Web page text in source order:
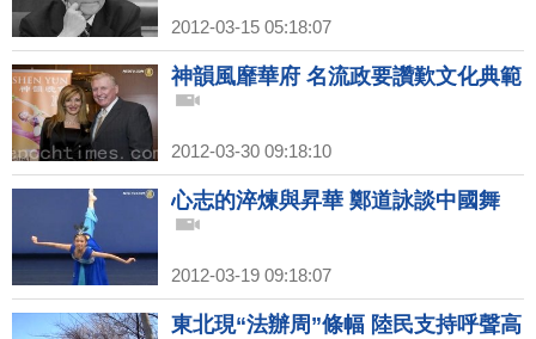
2012-03-15 05:18:07
神韻風靡華府 名流政要讚歎文化典範
2012-03-30 09:18:10
心志的淬煉與昇華 鄭道詠談中國舞
2012-03-19 09:18:07
東北現“法辦周”條幅 陸民支持呼聲高